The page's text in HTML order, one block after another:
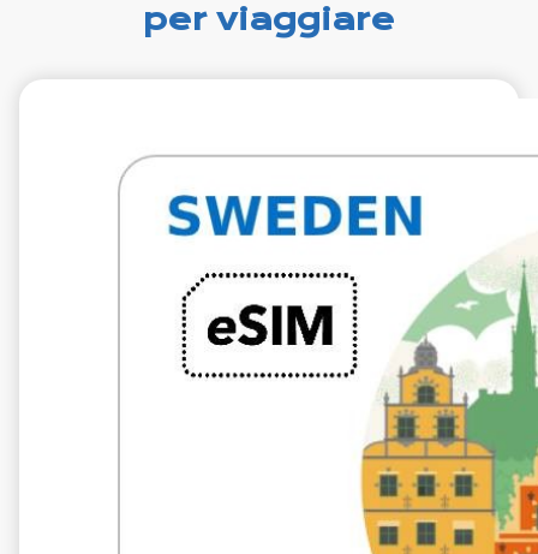
per viaggiare
Roaming on